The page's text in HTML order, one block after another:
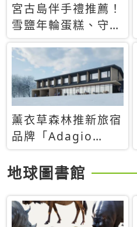
宮古島伴手禮推薦！
雪鹽年輪蛋糕、守護
君餅乾，10款必買
清單
薰衣草森林推新旅宿
品牌「Adagio
Retreat」！首間選
址北海道8月開幕
地球圖書館